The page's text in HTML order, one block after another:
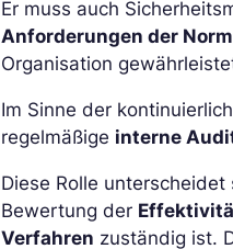
Er muss auch
Anforderungen der
Organisation
Im Sinne der
regelmäßige interne
Diese Rolle
Bewertung der
Verfahren zuständig ist.